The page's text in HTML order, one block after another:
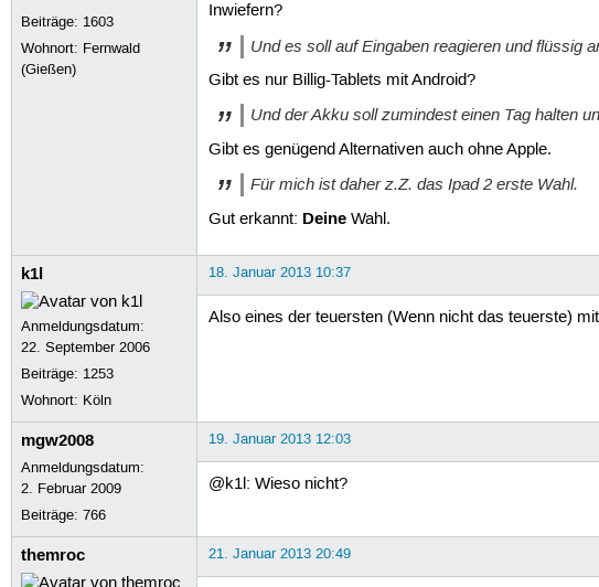
Beiträge: 1603
Wohnort: Fernwald
(Gießen)
Inwiefern?
Und es soll auf Eingaben reagieren und flüssig
Gibt es nur Billig-Tablets mit Android?
Und der Akku soll zumindest einen Tag halten
Gibt es genügend Alternativen auch ohne Apple.
Für mich ist daher z.Z. das Ipad 2 erste Wahl.
Gut erkannt: DeineWahl.
k1l
Anmeldungsdatum:
22. September 2006
Beiträge: 1253
Wohnort: Köln
18. Januar 2013 10:37
Also eines der teuersten (Wenn nicht das teuerste)
mgw2008
Anmeldungsdatum:
2. Februar 2009
Beiträge:766
19. Januar 2013 12:03
@k1l: Wieso nicht?
themroc 21. Januar 2013 20:49